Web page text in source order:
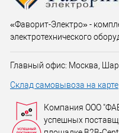
«Фаворит-Электро» -
электротехнического
Главный офис: Москва,
Склад самовывоза на карте
Компания ООО
успешных